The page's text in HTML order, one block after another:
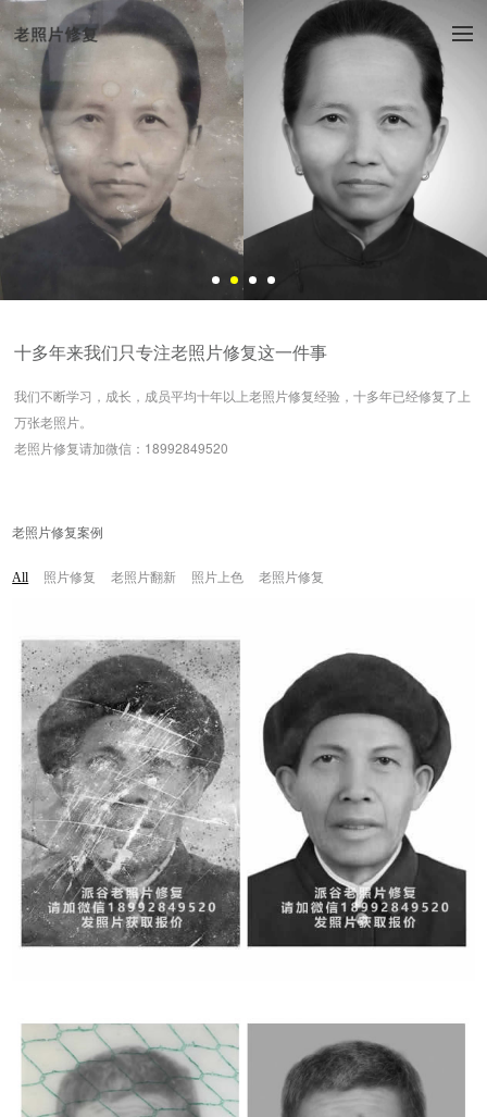
十多年来我们只专注老照片修复这一件事
我们不断学习，成长，成员平均十年以上老照片修复经验，十多年已经修复了上
万张老照片。
老照片修复请加微信：18992849520
老照片修复案例
All 照片修复 老照片翻新 照片上色 老照片修复